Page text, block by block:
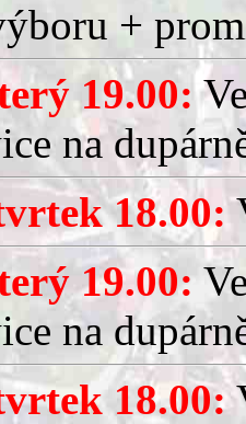
+
19.00:
na
18.00:
19.00:
na
18.00: